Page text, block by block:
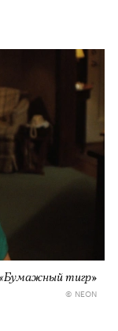
тигр»
© NEON